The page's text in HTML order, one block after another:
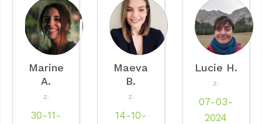
Marine
A.
Z:
30-11-
Maeva
B.
Z:
14-10-
Lucie H.
Z:
07-03-
2024